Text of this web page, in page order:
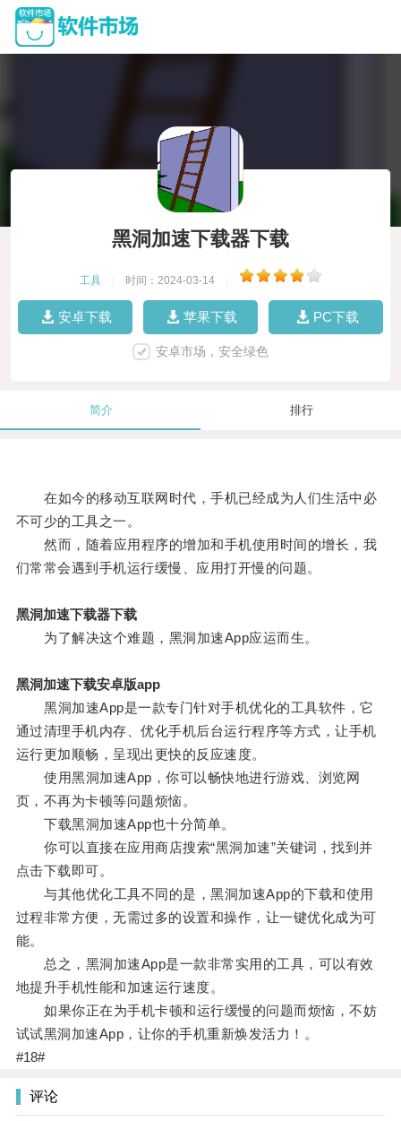
黑洞加速下载器下载
工具 时间：2024-03-14
安卓下载 苹果下载 PC下载
安卓市场，安全绿色
简介 排行
在如今的移动互联网时代，手机已经成为人们生活中必
不可少的工具之一。
然而，随着应用程序的增加和手机使用时间的增长，我
们常常会遇到手机运行缓慢、应用打开慢的问题。
黑洞加速下载器下载
为了解决这个难题，黑洞加速App应运而生。
黑洞加速下载安卓版app
黑洞加速App是一款专门针对手机优化的工具软件，它
通过清理手机内存、优化手机后台运行程序等方式，让手机
运行更加顺畅，呈现出更快的反应速度。
使用黑洞加速App，你可以畅快地进行游戏、浏览网
页，不再为卡顿等问题烦恼。
下载黑洞加速App也十分简单。
你可以直接在应用商店搜索“黑洞加速”关键词，找到并
点击下载即可。
与其他优化工具不同的是，黑洞加速App的下载和使用
过程非常方便，无需过多的设置和操作，让一键优化成为可
能。
总之，黑洞加速App是一款非常实用的工具，可以有效
地提升手机性能和加速运行速度。
如果你正在为手机卡顿和运行缓慢的问题而烦恼，不妨
试试黑洞加速App，让你的手机重新焕发活力！。
#18#
评论